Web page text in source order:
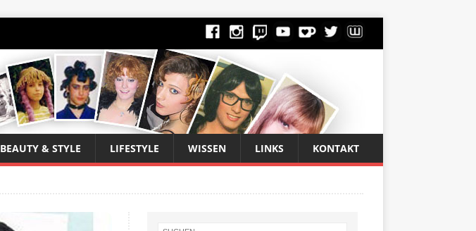
BEAUTY & STYLE LIFESTYLE WISSEN LINKS KONTAKT